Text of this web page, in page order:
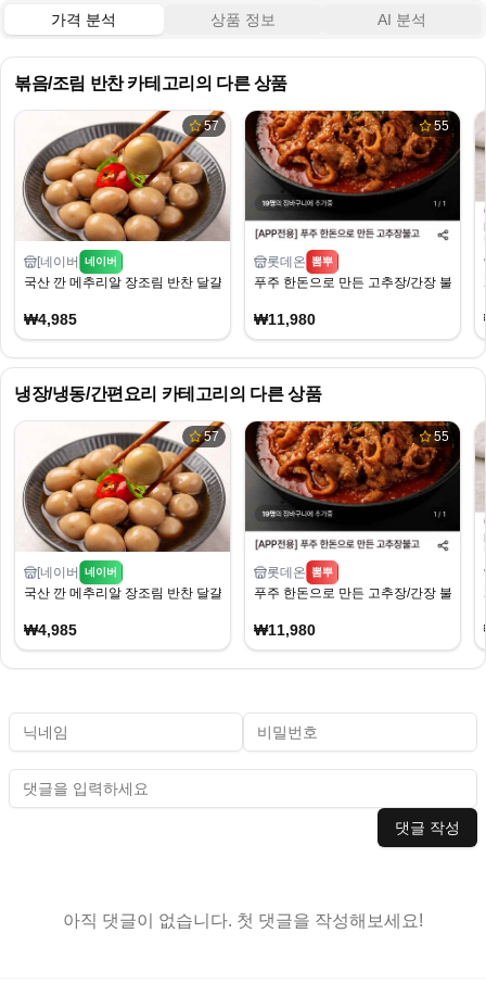
가격 분석 상품 정보 AI 분석
볶음/조림 반찬카테고리의 다른 상품
57
[네이버 네이버
국산 깐 메추리알 장조림 반찬 달걀 실속형 조림 1kg
₩4,985
55
롯데온 뽐뿌
푸주 한돈으로 만든 고추장/간장 불고기
₩11,980
냉장/냉동/간편요리 카테고리의 다른 상품
57
[네이버 네이버
국산 깐 메추리알 장조림 반찬 달걀 실속형 조림 1kg
₩4,985
55
롯데온 뽐뿌
푸주 한돈으로 만든 고추장/간장 불고기
₩11,980
댓글 작성
아직 댓글이 없습니다. 첫 댓글을 작성해보세요!